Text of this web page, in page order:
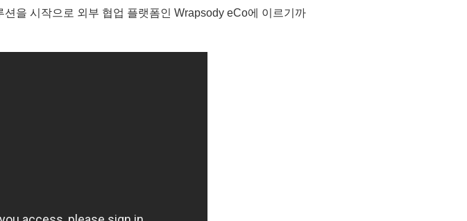
을 시작으로 외부 협업 플랫폼인 Wrapsody eCo에 이르기까